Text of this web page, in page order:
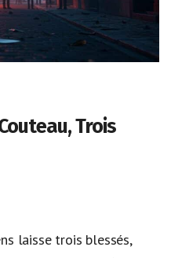
Trois
laisse trois blessés,